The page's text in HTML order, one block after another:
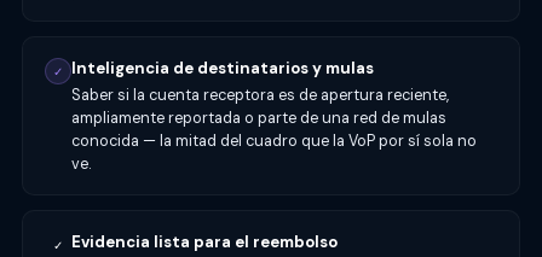
✓ Inteligencia de destinatarios y mulas
Saber si la cuenta receptora es de apertura reciente,
ampliamente reportada o parte de una red de mulas
conocida — la mitad del cuadro que la VoP por sí sola no
ve.
✓
Evidencia lista para el reembolso